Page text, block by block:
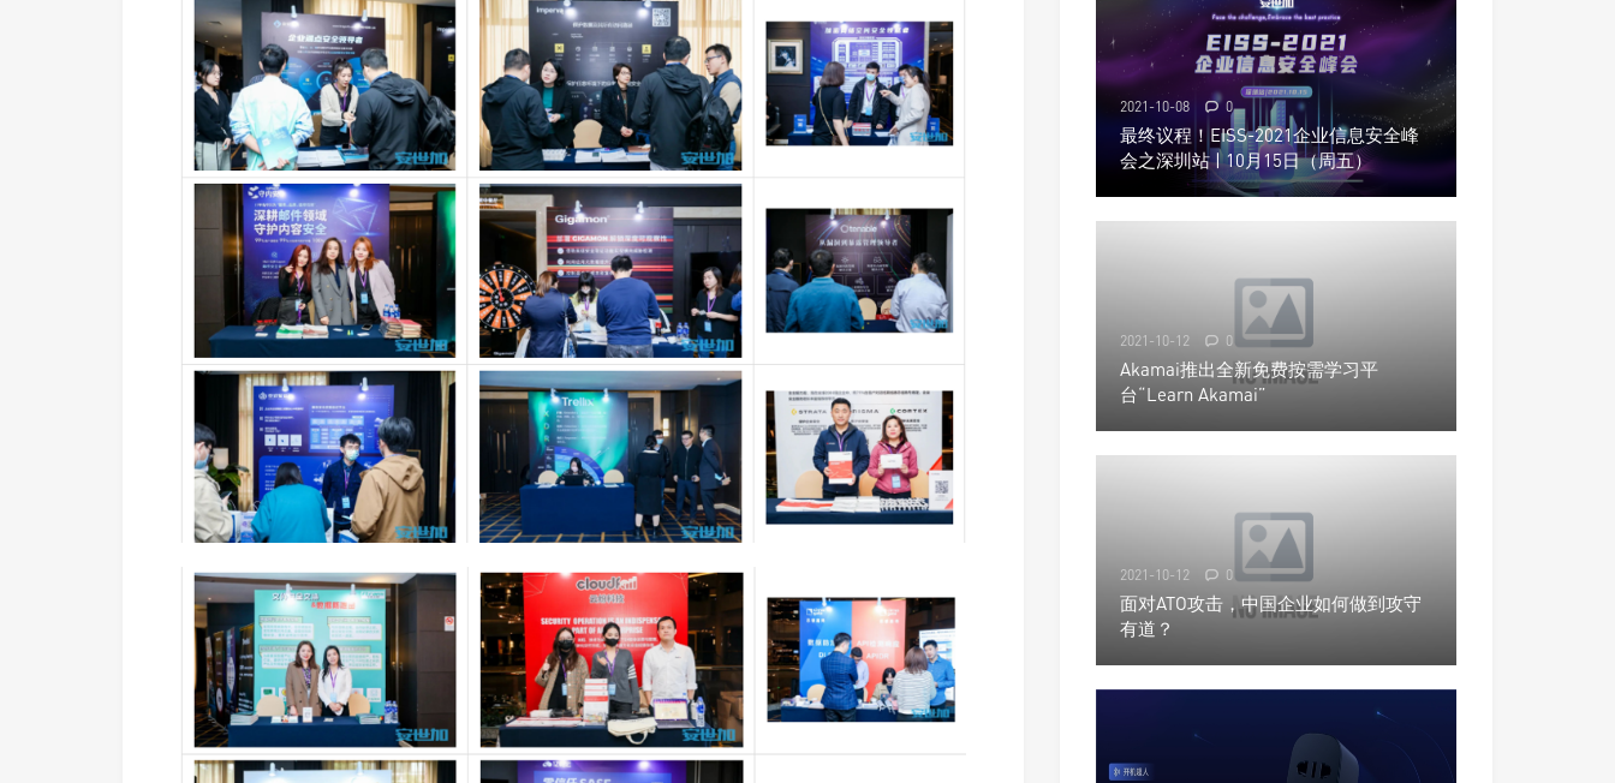
2021-10-08 0
最终议程！EISS-2021企业信息安全峰
会之深圳站 | 10月15日（周五）
2021-10-12 0
Akamai推出全新免费按需学习平
台“Learn Akamai”
2021-10-12 0
面对ATO攻击，中国企业如何做到攻守
有道？